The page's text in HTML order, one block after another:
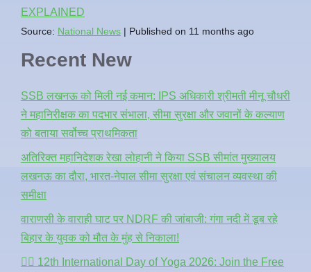
EXPLAINED
Source: National News Published on 11 months ago
Recent New
SSB लखनऊ को मिली नई कमान: IPS अधिकारी श्रीमती मीनू चौधरी
ने महानिरीक्षक का पदभार संभाला, सीमा सुरक्षा और जवानों के कल्याण
को बताया सर्वोच्च प्राथमिकता
अतिरिक्त महानिदेशक रेखा लोहानी ने किया SSB सीमांत मुख्यालय
लखनऊ का दौरा, भारत-नेपाल सीमा सुरक्षा एवं संचालन व्यवस्था की
समीक्षा
वाराणसी के वाराही घाट पर NDRF की जांबाजी: गंगा नदी में डूब रहे
बिहार के युवक को मौत के मुंह से निकाला!
🧘‍♂️ 12th International Day of Yoga 2026: Join the Free